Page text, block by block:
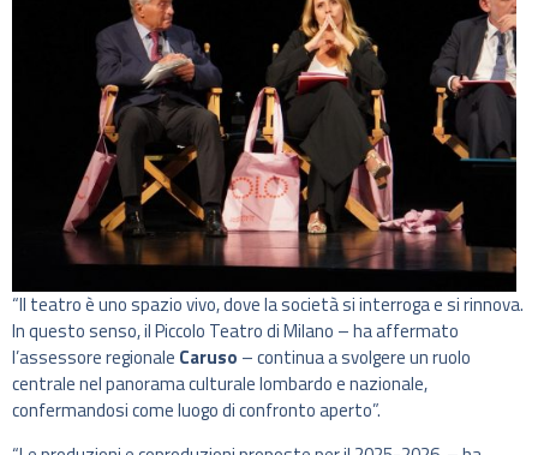
“Il teatro è uno spazio vivo, dove la società si interroga e si rinnova.
In questo senso, il Piccolo Teatro di Milano – ha affermato
l’assessore regionale Caruso – continua a svolgere un ruolo
centrale nel panorama culturale lombardo e nazionale,
confermandosi come luogo di confronto aperto”.